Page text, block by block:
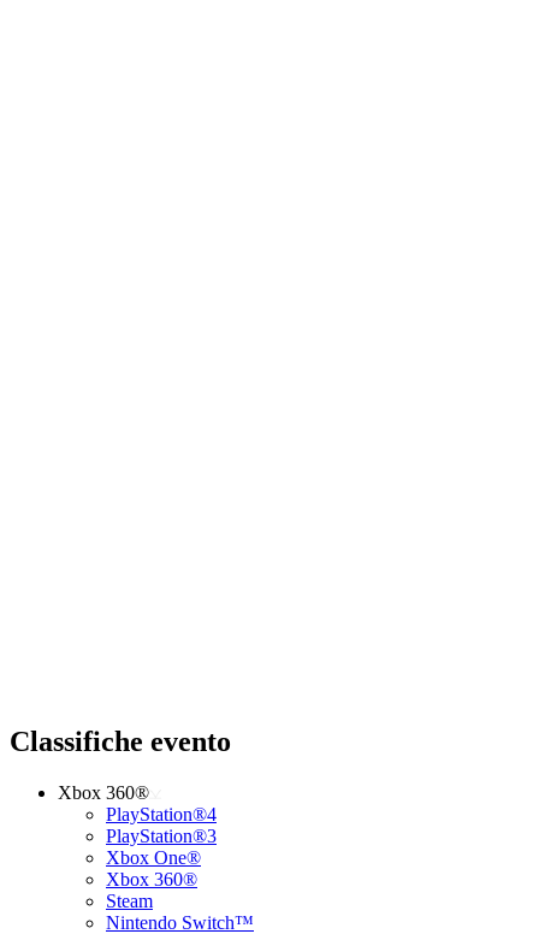
Classifiche evento
Xbox 360®
PlayStation®4
PlayStation®3
Xbox One®
Xbox 360®
Steam
Nintendo Switch™